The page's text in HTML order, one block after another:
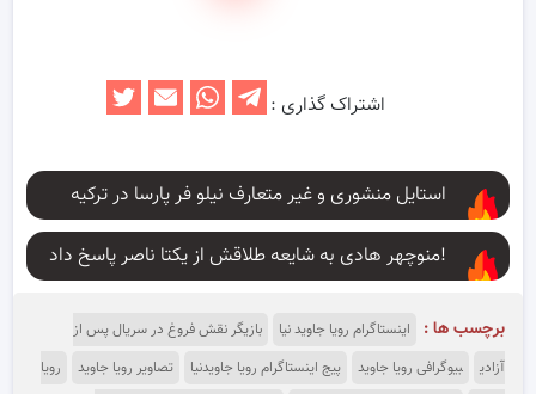
اشتراک گذاری :
استایل منشوری و غیر متعارف نیلو فر پارسا در ترکیه
منوچهر هادی به شایعه طلاقش از یکتا ناصر پاسخ داد!
برچسب ها : اینستاگرام رویا جاوید نیا
بازیگر نقش فروغ در سریال پس از
آزادی
بیوگرافی رویا جاوید پیج اینستاگرام رویا جاویدنیا تصاویر رویا جاوید
رویا